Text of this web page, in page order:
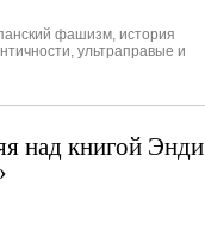
фашизм, история
, ультраправые и
над книгой Энди